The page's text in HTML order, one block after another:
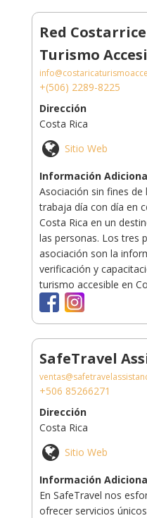
Red
Turismo
+(506) 2289-8225
Dirección
Costa Rica
Sitio Web
Información
Asociación sin fines de
trabaja día con día en
Costa Rica en un
las personas. Los tres
asociación son la
verificación y
turismo accesible en
SafeTravel
+506 85266271
Dirección
Costa Rica
Sitio Web
Información
En SafeTravel nos
ofrecer servicios